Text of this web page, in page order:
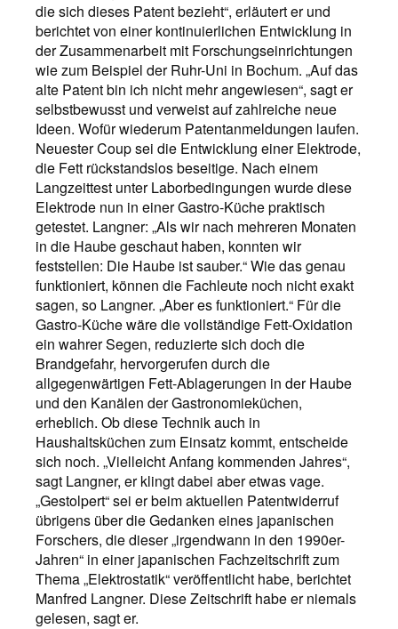
die sich dieses Patent bezieht“, erläutert er und
berichtet von einer kontinuierlichen Entwicklung in
der Zusammenarbeit mit Forschungseinrichtungen
wie zum Beispiel der Ruhr-Uni in Bochum. „Auf das
alte Patent bin ich nicht mehr angewiesen“, sagt er
selbstbewusst und verweist auf zahlreiche neue
Ideen. Wofür wiederum Patentanmeldungen laufen.
Neuester Coup sei die Entwicklung einer Elektrode,
die Fett rückstandslos beseitige. Nach einem
Langzeittest unter Laborbedingungen wurde diese
Elektrode nun in einer Gastro-Küche praktisch
getestet. Langner: „Als wir nach mehreren Monaten
in die Haube geschaut haben, konnten wir
feststellen: Die Haube ist sauber.“ Wie das genau
funktioniert, können die Fachleute noch nicht exakt
sagen, so Langner. „Aber es funktioniert.“ Für die
Gastro-Küche wäre die vollständige Fett-Oxidation
ein wahrer Segen, reduzierte sich doch die
Brandgefahr, hervorgerufen durch die
allgegenwärtigen Fett-Ablagerungen in der Haube
und den Kanälen der Gastronomieküchen,
erheblich. Ob diese Technik auch in
Haushaltsküchen zum Einsatz kommt, entscheide
sich noch. „Vielleicht Anfang kommenden Jahres“,
sagt Langner, er klingt dabei aber etwas vage.
„Gestolpert“ sei er beim aktuellen Pa­tentwiderruf
übrigens über die Gedanken eines japanischen
Forschers, die dieser „irgendwann in den 1990er-
Jahren“ in einer japanischen Fachzeitschrift zum
Thema „Elektrostatik“ veröffentlicht habe, berichtet
Manfred Langner. Diese Zeitschrift habe er niemals
gelesen, sagt er.